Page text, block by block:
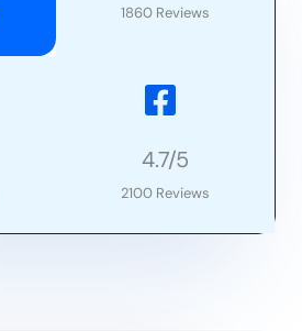
1860 Reviews
4.7/5
2100 Reviews